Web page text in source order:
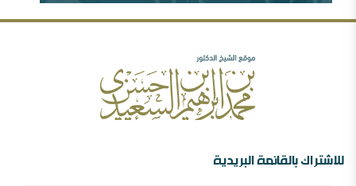
الصحوة بين الانحراف عنها والانحراف بها..ورقة د.محمد
مهرجان جروزني بين المؤتمر والمؤامرة ( 77635
مشاهدة )
للاشتراك بالقائمة البريدية